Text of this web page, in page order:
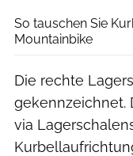
So tauschen Sie
Mountainbike
Die rechte
gekennzeichnet.
via